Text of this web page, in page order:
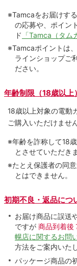
※Tamcaをお届けす
の応募や、ポイン
ド 「Tamca（タム
※Tamcaポイントは
ラインショップご
ださい。
年齢制限（18歳以上
18歳以上対象の電動
ご購入いただけません
※年齢を詐称して18
とさせていただき
※たとえ保護者の同
とはできません。
初期不良・返品につ
お届け商品に誤送
ですが 商品到着後
幌店に関するお問
方法をご案内いた
パッケージ商品の